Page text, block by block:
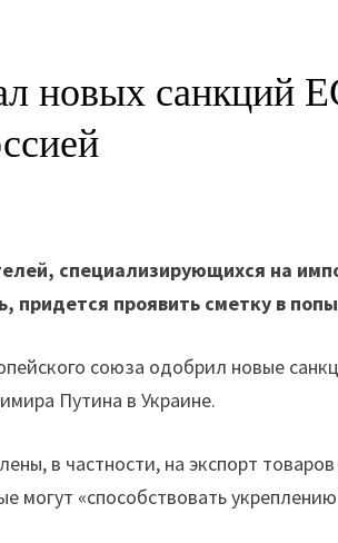
новых санкций
специализирующихся на
придется проявить сметку в
союза одобрил новые
Путина в Украине.
в частности, на экспорт
могут «способствовать